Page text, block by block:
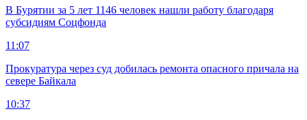
В Бурятии за 5 лет 1146 человек нашли работу благодаря
субсидиям Соцфонда
11:07
Прокуратура через суд добилась ремонта опасного причала на
севере Байкала
10:37